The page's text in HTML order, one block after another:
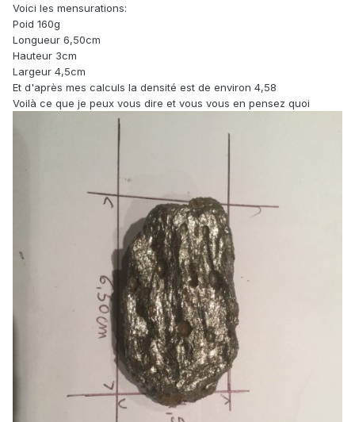
Voici les mensurations:
Poid 160g
Longueur 6,50cm
Hauteur 3cm
Largeur 4,5cm
Et d'après mes calculs la densité est de environ 4,58
Voilà ce que je peux vous dire et vous vous en pensez quoi